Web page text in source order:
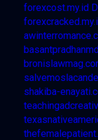
forexcost.my.id
shakiba-